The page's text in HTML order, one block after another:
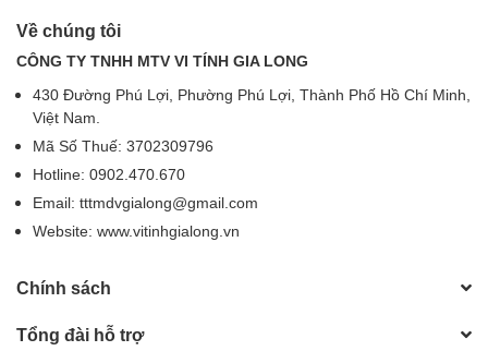
Về chúng tôi
CÔNG TY TNHH MTV VI TÍNH GIA LONG
430 Đường Phú Lợi, Phường Phú Lợi, Thành Phố Hồ Chí Minh,
Việt Nam.
Mã Số Thuế: 3702309796
Hotline: 0902.470.670
Email: tttmdvgialong@gmail.com
Website: www.vitinhgialong.vn
Chính sách
Tổng đài hỗ trợ